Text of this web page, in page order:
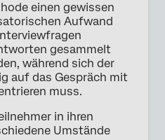
einen gewissen
Aufwand
gesammelt
während sich der
auf das Gespräch mit
muss.
in ihren
Umstände